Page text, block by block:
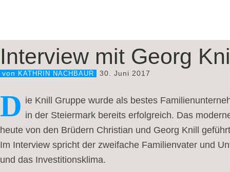
Interview mit Georg
von KATHRIN NACHBAUR 30. Juni 2017
D ie Knill Gruppe wurde als bestes
in der Steiermark bereits erfolgreich. Das
heute von den Brüdern Christian und Georg Knill
Im Interview spricht der zweifache Familienvater und
und das Investitionsklima.